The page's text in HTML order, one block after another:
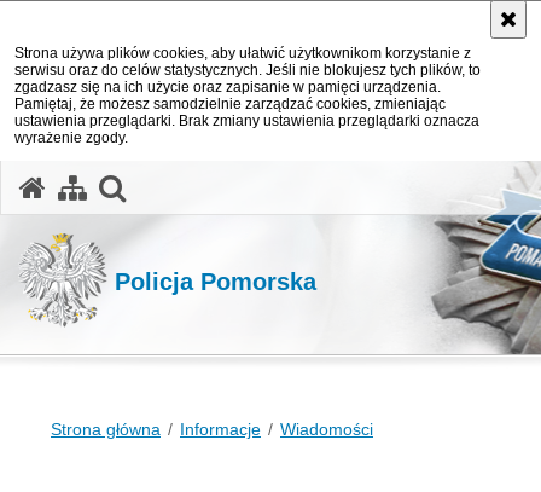
Strona używa plików cookies, aby ułatwić użytkownikom korzystanie z
serwisu oraz do celów statystycznych. Jeśli nie blokujesz tych plików, to
zgadzasz się na ich użycie oraz zapisanie w pamięci urządzenia.
Pamiętaj, że możesz samodzielnie zarządzać cookies, zmieniając
ustawienia przeglądarki. Brak zmiany ustawienia przeglądarki oznacza
wyrażenie zgody.
Policja Pomorska
Strona główna Informacje Wiadomości